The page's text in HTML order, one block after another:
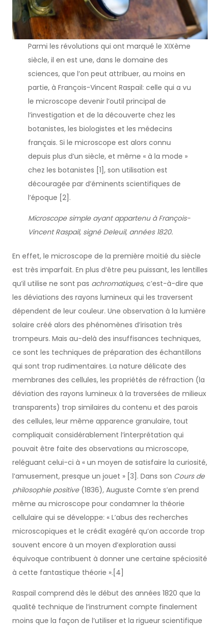
Parmi les révolutions qui ont marqué le XIXème
siècle, il en est une, dans le domaine des
sciences, que l’on peut attribuer, au moins en
partie, à François-Vincent Raspail: celle qui a vu
le microscope devenir l’outil principal de
l’investigation et de la découverte chez les
botanistes, les biologistes et les médecins
français. Si le microscope est alors connu
depuis plus d’un siècle, et même « à la mode »
chez les botanistes [1], son utilisation est
découragée par d’éminents scientifiques de
l’époque [2].
Microscope simple ayant appartenu à François-
Vincent Raspail, signé Deleuil, années 1820.
En effet, le microscope de la première moitié du siècle
est très imparfait. En plus d’être peu puissant, les lentilles
qu’il utilise ne sont pas achromatiques, c’est-à-dire que
les déviations des rayons lumineux qui les traversent
dépendent de leur couleur. Une observation à la lumière
solaire créé alors des phénomènes d’irisation très
trompeurs. Mais au-delà des insuffisances techniques,
ce sont les techniques de préparation des échantillons
qui sont trop rudimentaires. La nature délicate des
membranes des cellules, les propriétés de réfraction (la
déviation des rayons lumineux à la traversées de milieux
transparents) trop similaires du contenu et des parois
des cellules, leur même apparence granulaire, tout
compliquait considérablement l’interprétation qui
pouvait être faite des observations au microscope,
reléguant celui-ci à « un moyen de satisfaire la curiosité,
l’amusement, presque un jouet » [3]. Dans son Cours de
philosophie positive (1836), Auguste Comte s’en prend
même au microscope pour condamner la théorie
cellulaire qui se développe: « L’abus des recherches
microscopiques et le crédit exagéré qu’on accorde trop
souvent encore à un moyen d’exploration aussi
équivoque contribuent à donner une certaine spéciosité
à cette fantastique théorie ».[4]
Raspail comprend dès le début des années 1820 que la
qualité technique de l’instrument compte finalement
moins que la façon de l’utiliser et la rigueur scientifique